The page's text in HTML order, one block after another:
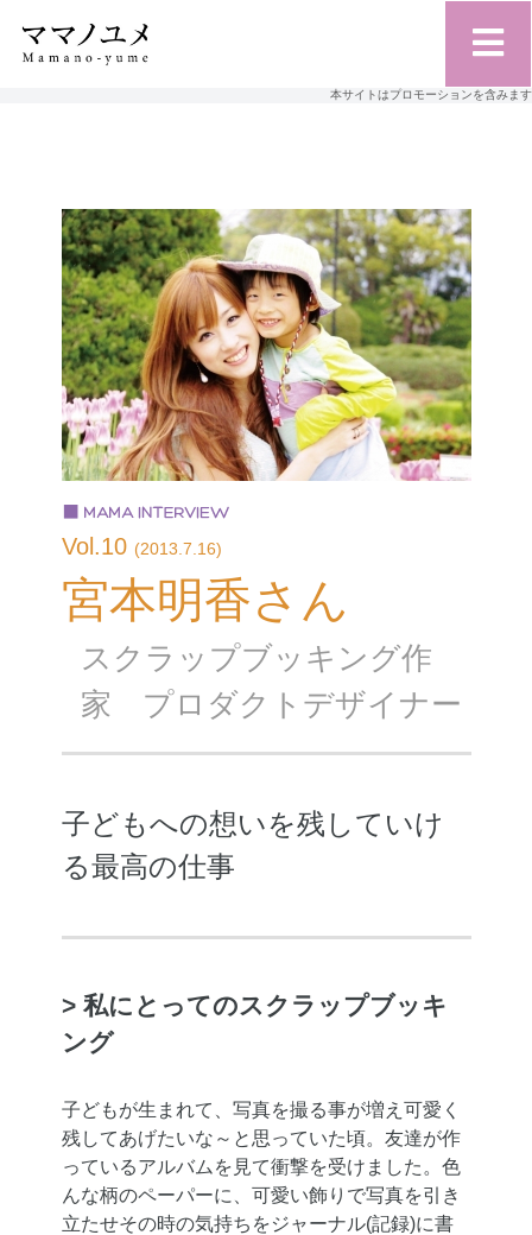
本サイトはプロモーションを含みます
Vol.10 (2013.7.16)
宮本明香さん
スクラップブッキング作
家 プロダクトデザイナー
子どもへの想いを残していけ
る最高の仕事
> 私にとってのスクラップブッキ
ング
子どもが生まれて、写真を撮る事が増え可愛く
残してあげたいな～と思っていた頃。友達が作
っているアルバムを見て衝撃を受けました。色
んな柄のペーパーに、可愛い飾りで写真を引き
立たせその時の気持ちをジャーナル(記録)に書